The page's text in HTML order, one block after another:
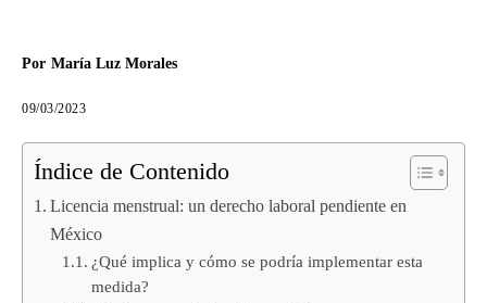
Por María Luz Morales
09/03/2023
Índice de Contenido
Licencia menstrual: un derecho laboral pendiente en
México
¿Qué implica y cómo se podría implementar esta
medida?